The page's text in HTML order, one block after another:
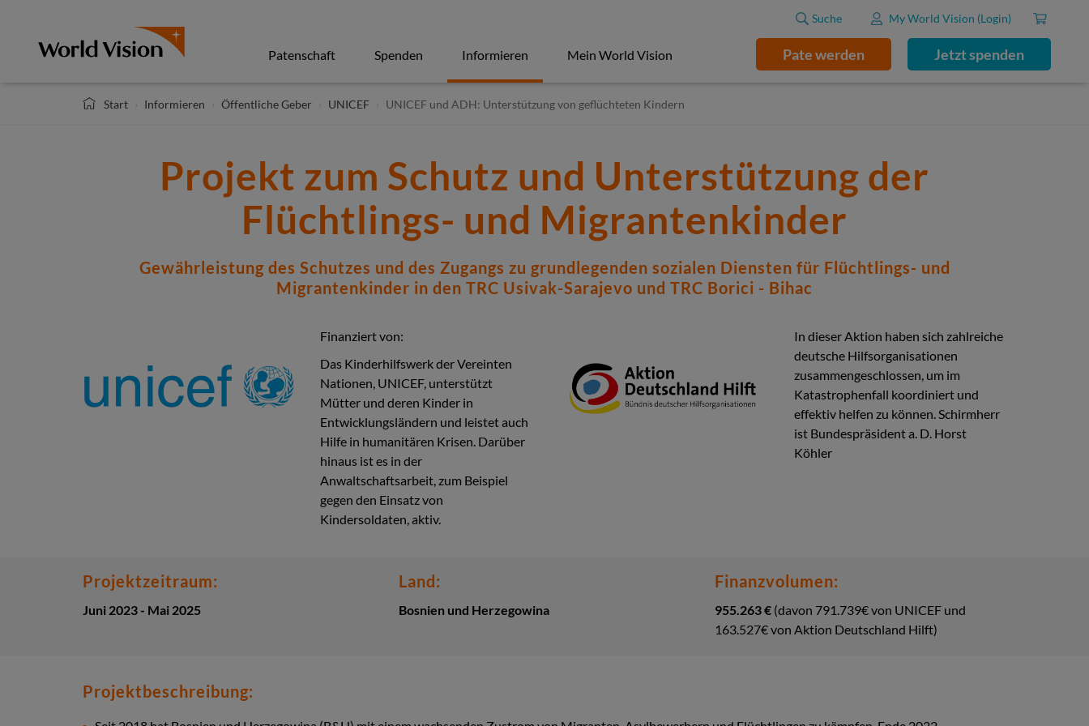
Patenschaft Spenden Informieren Mein World Vision Pate werden Jetzt spenden
Suche My World Vision (Login)
Start Informieren Öffentliche Geber UNICEF UNICEF und ADH: Unterstützung von geflüchteten Kindern
Projekt zum Schutz und Unterstützung der
Flüchtlings- und Migrantenkinder
Gewährleistung des Schutzes und des Zugangs zu grundlegenden sozialen Diensten für Flüchtlings- und
Migrantenkinder in den TRC Usivak-Sarajevo und TRC Borici - Bihac
Finanziert von:
Das Kinderhilfswerk der Vereinten
Nationen, UNICEF, unterstützt
Mütter und deren Kinder in
Entwicklungsländern und leistet auch
Hilfe in humanitären Krisen. Darüber
hinaus ist es in der
Anwaltschaftsarbeit, zum Beispiel
gegen den Einsatz von
Kindersoldaten, aktiv.
In dieser Aktion haben sich zahlreiche
deutsche Hilfsorganisationen
zusammengeschlossen, um im
Katastrophenfall koordiniert und
effektiv helfen zu können. Schirmherr
ist Bundespräsident a. D. Horst
Köhler
Projektzeitraum:
Juni 2023 - Mai 2025
Land:
Bosnien und Herzegowina
Finanzvolumen:
955.263 € (davon 791.739€ von UNICEF und
163.527€ von Aktion Deutschland Hilft)
Projektbeschreibung: